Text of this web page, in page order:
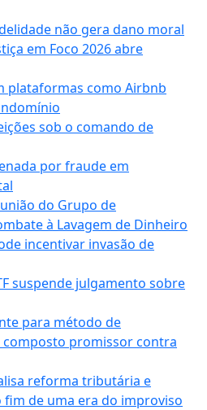
não gera dano moral
em Foco 2026 abre
plataformas como Airbnb
sob o comando de
por fraude em
do Grupo de
à Lavagem de Dinheiro
incentivar invasão de
suspende julgamento sobre
para método de
promissor contra
reforma tributária e
fim de uma era do improviso